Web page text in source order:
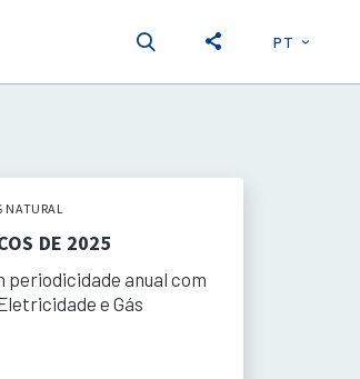
PT
NATURAL
DE 2025
periodicidade anual com
e Gás